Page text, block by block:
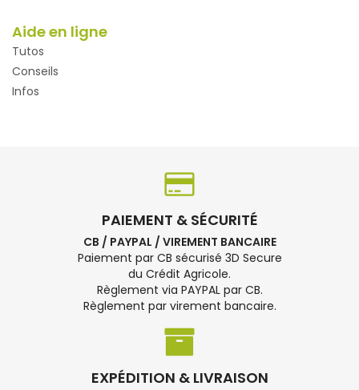
Aide en ligne
Tutos
Conseils
Infos
PAIEMENT & SÉCURITÉ
CB / PAYPAL / VIREMENT BANCAIRE
Paiement par CB sécurisé 3D Secure
du Crédit Agricole.
Règlement via PAYPAL par CB.
Règlement par virement bancaire.
EXPÉDITION & LIVRAISON